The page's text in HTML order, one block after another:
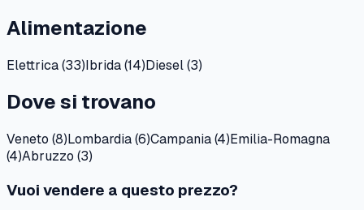
Alimentazione
Elettrica(33)Ibrida(14)Diesel(3)
Dove si trovano
Veneto (8)Lombardia(6)Campania(4)Emilia-Romagna
(4)Abruzzo (3)
Vuoi vendere a questo prezzo?